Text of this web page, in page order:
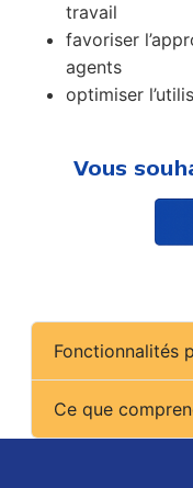
travail
favoriser
agents
optimiser
Fonctionnalités
Ce que